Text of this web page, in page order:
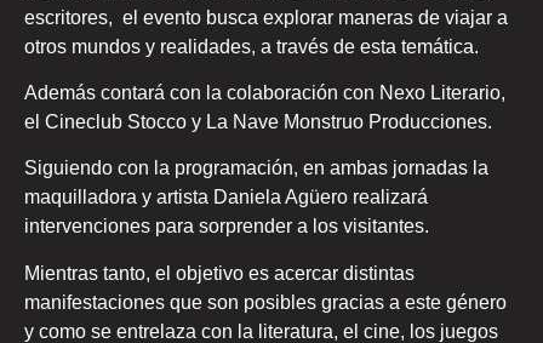
escritores, el evento busca explorar maneras de viajar a
otros mundos y realidades, a través de esta temática.
Además contará con la colaboración con Nexo Literario,
el Cineclub Stocco y La Nave Monstruo Producciones.
Siguiendo con la programación, en ambas jornadas la
maquilladora y artista Daniela Agüero realizará
intervenciones para sorprender a los visitantes.
Mientras tanto, el objetivo es acercar distintas
manifestaciones que son posibles gracias a este género
y como se entrelaza con la literatura, el cine, los juegos